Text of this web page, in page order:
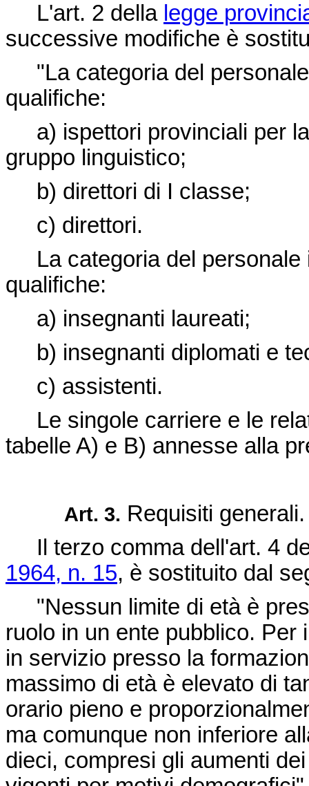
L'art. 2 della legge
successive modifiche è
"La categoria del
qualifiche:
a) ispettori provinciali per
gruppo linguistico;
b) direttori di I classe;
c) direttori.
La categoria del personale
qualifiche:
a) insegnanti laureati;
b) insegnanti diplomati e
c) assistenti.
Le singole carriere e le
tabelle A) e B) annesse alla
Art. 3. Requisiti generali.
Il terzo comma dell'art. 4
1964, n. 15, è sostituito dal
"Nessun limite di età è
ruolo in un ente pubblico. Per
in servizio presso la
massimo di età è elevato di
orario pieno e
ma comunque non inferiore
dieci, compresi gli aumenti